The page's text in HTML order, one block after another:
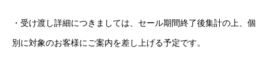
・受け渡し詳細につきましては、セール期間終了後集計の上、個
別に対象のお客様にご案内を差し上げる予定です。